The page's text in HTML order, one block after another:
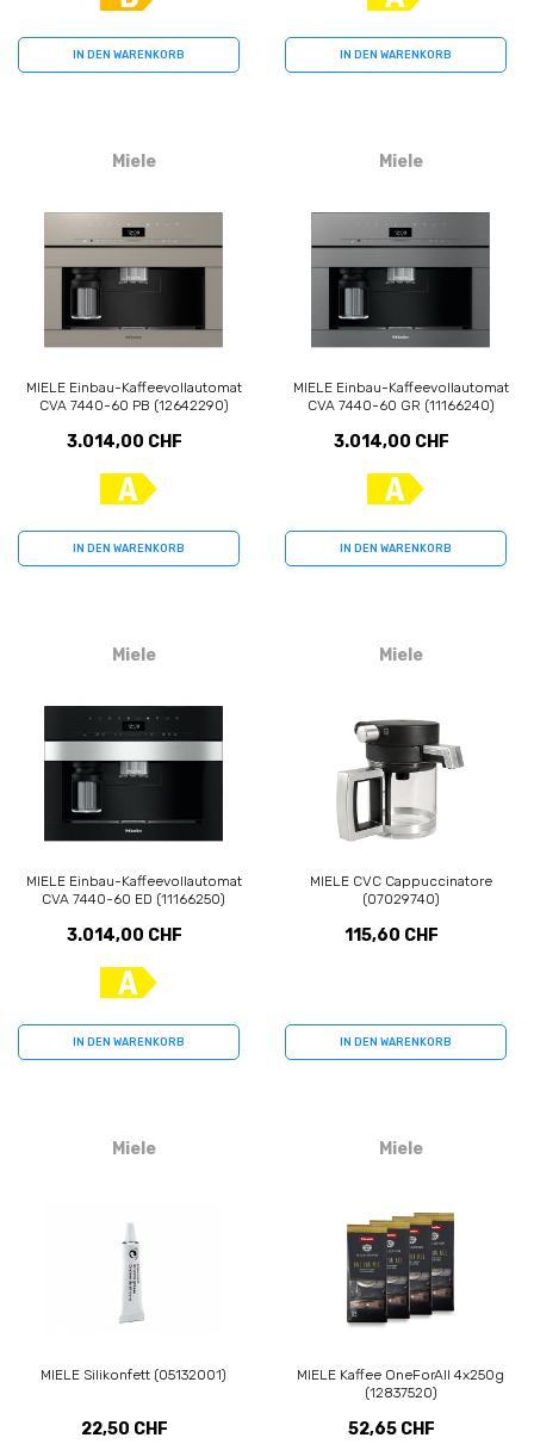
IN DEN WARENKORB IN DEN WARENKORB
Miele
MIELE Einbau-Kaffeevollautomat
CVA 7440-60 PB (12642290)
3.014,00 CHF
IN DEN WARENKORB
Miele
MIELE Einbau-Kaffeevollautomat
CVA 7440-60 GR (11166240)
3.014,00 CHF
IN DEN WARENKORB
Miele
MIELE Einbau-Kaffeevollautomat
CVA 7440-60 ED (11166250)
3.014,00 CHF
IN DEN WARENKORB
Miele
MIELE CVC Cappuccinatore
(07029740)
115,60 CHF
IN DEN WARENKORB
Miele
MIELE Silikonfett (05132001)
22,50 CHF
Miele
MIELE Kaffee OneForAll 4x250g
(12837520)
52,65 CHF